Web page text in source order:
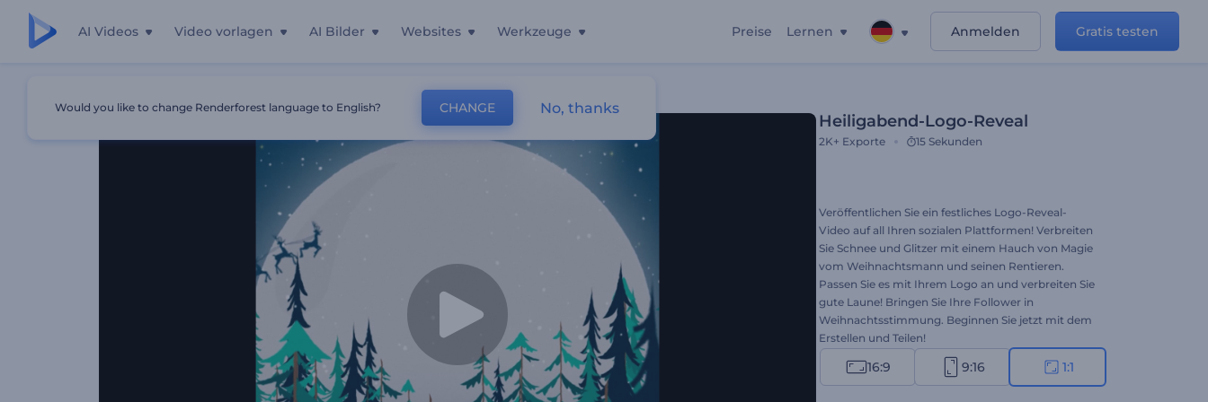
AI Videos Video vorlagen AI Bilder Websites Werkzeuge Preise Lernen Anmelden Gratis testen
Heiligabend-Logo-Reveal
2K+ Exporte 15 Sekunden
Veröffentlichen Sie ein festliches Logo-Reveal-
Video auf all Ihren sozialen Plattformen! Verbreiten
Sie Schnee und Glitzer mit einem Hauch von Magie
vom Weihnachtsmann und seinen Rentieren.
Passen Sie es mit Ihrem Logo an und verbreiten Sie
gute Laune! Bringen Sie Ihre Follower in
Weihnachtsstimmung. Beginnen Sie jetzt mit dem
Erstellen und Teilen!
16:9 9:16 1:1
Would you like to change Renderforest language to English? CHANGE No, thanks